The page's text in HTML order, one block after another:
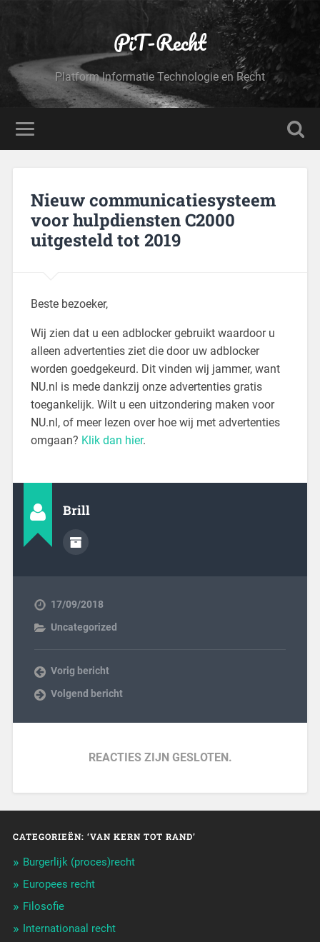
PiT-Recht
Platform Informatie Technologie en Recht
Nieuw communicatiesysteem
voor hulpdiensten C2000
uitgesteld tot 2019
Beste bezoeker,
Wij zien dat u een adblocker gebruikt waardoor u
alleen advertenties ziet die door uw adblocker
worden goedgekeurd. Dit vinden wij jammer, want
NU.nl is mede dankzij onze advertenties gratis
toegankelijk. Wilt u een uitzondering maken voor
NU.nl, of meer lezen over hoe wij met advertenties
omgaan? Klik dan hier.
Brill
17/09/2018
Uncategorized
Vorig bericht
Volgend bericht
REACTIES ZIJN GESLOTEN.
CATEGORIEËN: ‘VAN KERN TOT RAND’
Burgerlijk (proces)recht
Europees recht
Filosofie
Internationaal recht